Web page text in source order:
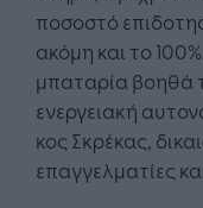
ποσοστό
ακόμη και το
μπαταρία βοηθά
ενεργειακή
κος Σκρέκας,
επαγγελματίες